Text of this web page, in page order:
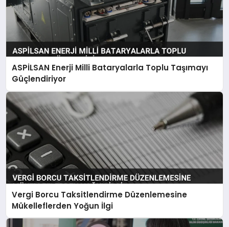
ASPİLSAN Enerji Milli Bataryalarla Toplu Taşımayı
Güçlendiriyor
Vergi Borcu Taksitlendirme Düzenlemesine
Mükelleflerden Yoğun İlgi